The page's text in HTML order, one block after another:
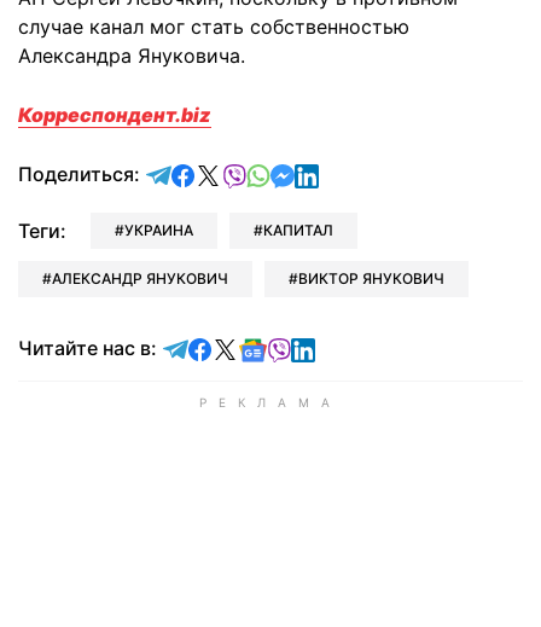
случае канал мог стать собственностью
Александра Януковича.
Корреспондент.biz
Поделиться: отправить в Telegram
поделиться в Facebook
поделиться в X
отправить в Viber
отправить в Whatsapp
отправить в Messenger
отправить в LinkedIn
Теги: УКРАИНА КАПИТАЛ
АЛЕКСАНДР ЯНУКОВИЧ ВИКТОР ЯНУКОВИЧ
Читайте нас в: Читайте в Telegram
Читайте в Facebook
Читайте в X
Читайте в Google news
Читайте в Viber
Читайте в LinkedIn